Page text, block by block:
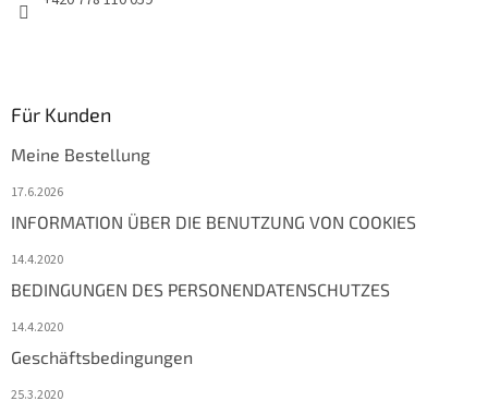
Für Kunden
Meine Bestellung
17.6.2026
INFORMATION ÜBER DIE BENUTZUNG VON COOKIES
14.4.2020
BEDINGUNGEN DES PERSONENDATENSCHUTZES
14.4.2020
Geschäftsbedingungen
25.3.2020